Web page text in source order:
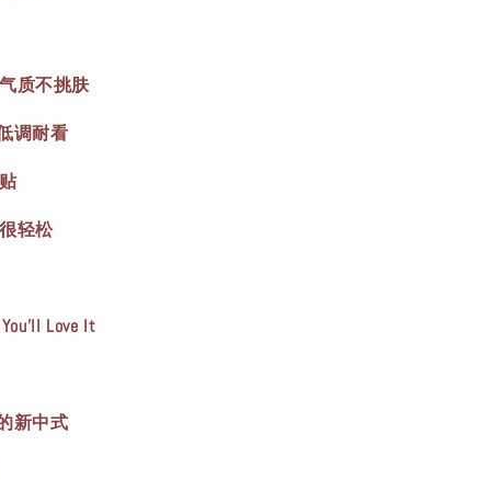
质不挑肤
调耐看
轻松
Love It
新中式